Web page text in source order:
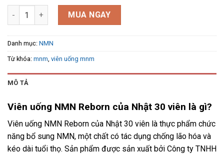
Viên uống NMN Reborn của Nhật 30 viên số lượng
MUA NGAY
Danh mục: NMN
Từ khóa: mnm, viên uống mnm
MÔ TẢ
Viên uống NMN Reborn của Nhật 30 viên là gì?
Viên uống NMN Reborn của Nhật 30 viên là thực phẩm chức
năng bổ sung NMN, một chất có tác dụng chống lão hóa và
kéo dài tuổi thọ. Sản phẩm được sản xuất bởi Công ty TNHH